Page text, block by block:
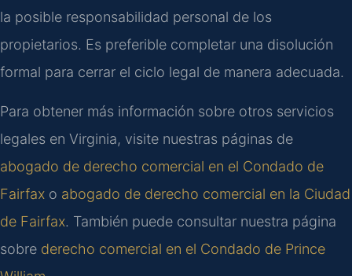
la posible responsabilidad personal de los
propietarios. Es preferible completar una disolución
formal para cerrar el ciclo legal de manera adecuada.
Para obtener más información sobre otros servicios
legales en Virginia, visite nuestras páginas de
abogado de derecho comercial en el Condado de
Fairfax o abogado de derecho comercial en la Ciudad
de Fairfax. También puede consultar nuestra página
sobre derecho comercial en el Condado de Prince